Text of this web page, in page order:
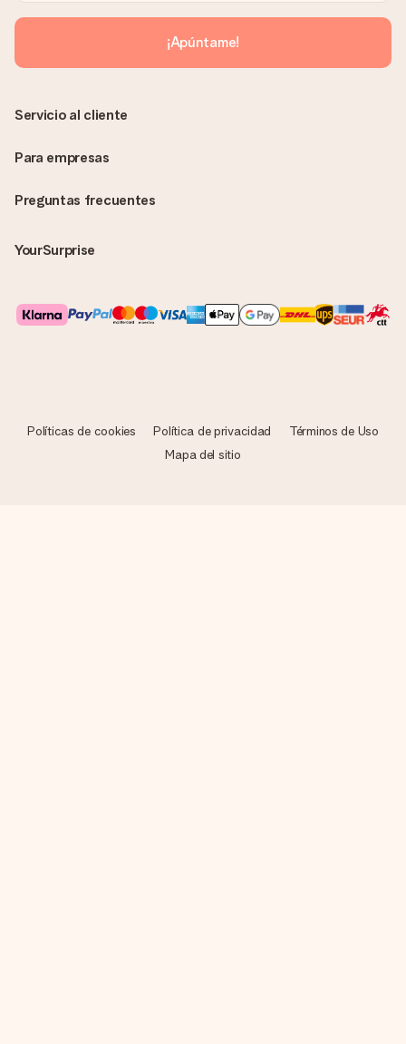
enviará únicamente por correo electrónico. El regalo se enviará
sin ninguna información adicional Así, evitaremos que la
persona que recibe el regalo la vea. ¡No le enviaremos nada
más que su increíble regalo! ¿Quieres que sepa quién se lo
¡Apúntame!
Preguntas frecuentes
YourSurprise
Servicio al cliente
Para empresas
Políticas de cookies Política de privacidad
Términos de Uso
Mapa del sitio